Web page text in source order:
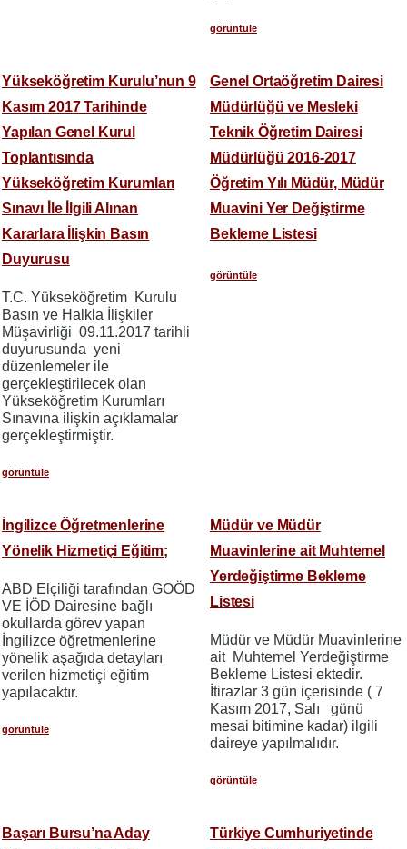
görüntüle
Yükseköğretim Kurulu’nun 9
Kasım 2017 Tarihinde
Yapılan Genel Kurul
Toplantısında
Yükseköğretim Kurumları
Sınavı İle İlgili Alınan
Kararlara İlişkin Basın
Duyurusu
T.C. Yükseköğretim Kurulu
Basın ve Halkla İlişkiler
Müşavirliği 09.11.2017 tarihli
duyurusunda yeni
düzenlemeler ile
gerçekleştirilecek olan
Yükseköğretim Kurumları
Sınavına ilişkin açıklamalar
gerçekleştirmiştir.
görüntüle
Genel Ortaöğretim Dairesi
Müdürlüğü ve Mesleki
Teknik Öğretim Dairesi
Müdürlüğü 2016-2017
Öğretim Yılı Müdür, Müdür
Muavini Yer Değiştirme
Bekleme Listesi
görüntüle
İngilizce Öğretmenlerine
Yönelik Hizmetiçi Eğitim;
ABD Elçiliği tarafından GOÖD
VE İÖD Dairesine bağlı
okullarda görev yapan
İngilizce öğretmenlerine
yönelik aşağıda detayları
verilen hizmetiçi eğitim
yapılacaktır.
görüntüle
Müdür ve Müdür
Muavinlerine ait Muhtemel
Yerdeğiştirme Bekleme
Listesi
Müdür ve Müdür Muavinlerine
ait Muhtemel Yerdeğiştirme
Bekleme Listesi ektedir.
İtirazlar 3 gün içerisinde ( 7
Kasım 2017, Salı günü
mesai bitimine kadar) ilgili
daireye yapılmalıdır.
görüntüle
Başarı Bursu’na Aday
Türkiye Cumhuriyetinde